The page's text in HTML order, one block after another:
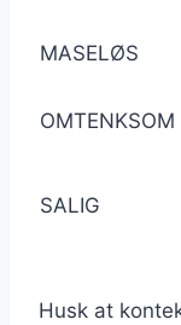
MASELØS
OMTENKSOM
SALIG
Husk at